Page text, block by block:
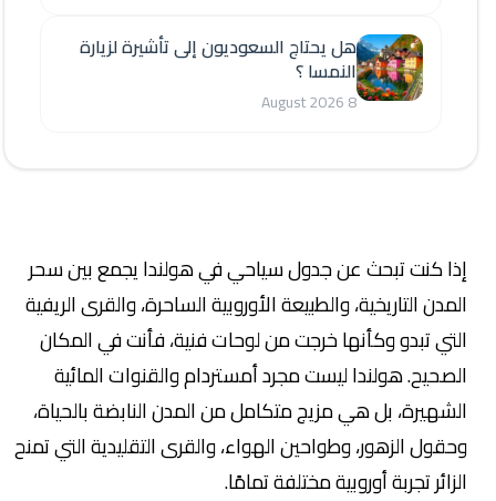
إذا كنت تبحث عن جدول سياحي في هولندا يجمع بين سحر
المدن التاريخية، والطبيعة الأوروبية الساحرة، والقرى الريفية
التي تبدو وكأنها خرجت من لوحات فنية، فأنت في المكان
الصحيح. هولندا ليست مجرد أمستردام والقنوات المائية
الشهيرة، بل هي مزيج متكامل من المدن النابضة بالحياة،
وحقول الزهور، وطواحين الهواء، والقرى التقليدية التي تمنح
الزائر تجربة أوروبية مختلفة تمامًا.
هل يحتاج السعوديون إلى تأشيرة لزيارة
النمسا ؟
8 August 2026